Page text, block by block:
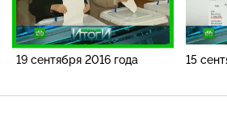
19 сентября 2016 года 15